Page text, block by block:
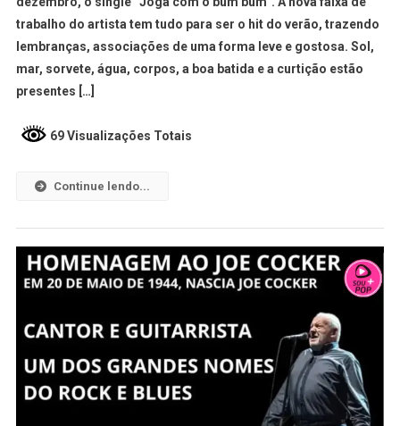
trabalho do artista tem tudo para ser o hit do verão, trazendo
lembranças, associações de uma forma leve e gostosa. Sol,
mar, sorvete, água, corpos, a boa batida e a curtição estão
presentes […]
69 Visualizações Totais
Continue lendo...